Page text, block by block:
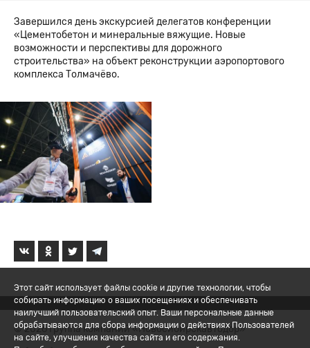
Завершился день экскурсией делегатов конференции
«Цементобетон и минеральные вяжущие. Новые
возможности и перспективы для дорожного
строительства» на объект реконструкции аэропортового
комплекса Толмачёво.
© 2026 Группа компаний «Новосибирскавтодор»
Этот сайт использует файлы cookie и другие технологии, чтобы
собирать информацию о ваших посещениях и обеспечивать
наилучший пользовательский опыт. Ваши персональные данные
обрабатываются для сбора информации о действиях Пользователей
на сайте, улучшения качества сайта и его содержания.